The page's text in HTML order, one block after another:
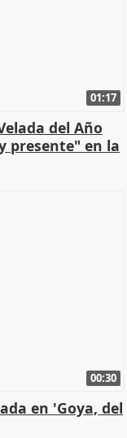
01:17
del Año
presente" en la
00:30
en 'Goya, del